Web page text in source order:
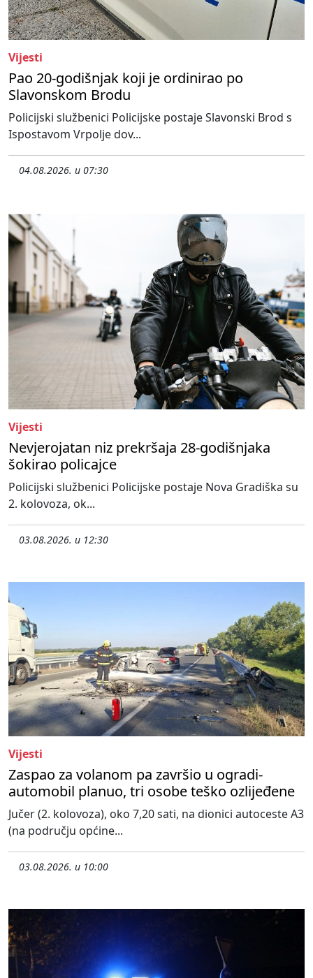
Vijesti
Pao 20-godišnjak koji je ordinirao po
Slavonskom Brodu
Policijski službenici Policijske postaje Slavonski Brod s
Ispostavom Vrpolje dov...
04.08.2026. u 07:30
Vijesti
Nevjerojatan niz prekršaja 28-godišnjaka
šokirao policajce
Policijski službenici Policijske postaje Nova Gradiška su
2. kolovoza, ok...
03.08.2026. u 12:30
Vijesti
Zaspao za volanom pa završio u ogradi-
automobil planuo, tri osobe teško ozlijeđene
Jučer (2. kolovoza), oko 7,20 sati, na dionici autoceste A3
(na području općine...
03.08.2026. u 10:00